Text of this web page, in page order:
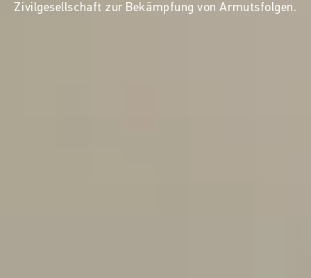
Zivilgesellschaft zur Bekämpfung von Armutsfolgen.